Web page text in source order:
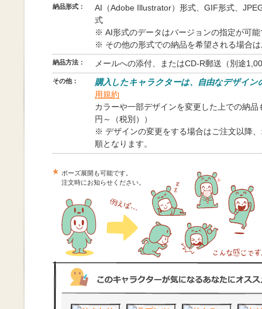
納品形式：
AI（Adobe Illustrator）形式、GIF形式、
式
※ AI形式のデータはバージョンの指定が可能
※ その他の形式での納品を希望される場合
納品方法： メールへの添付、またはCD-R郵送（別途
その他：
購入したキャラクターは、自由なデザイン
用規約
カラーや一部デザインを変更した上での納
円～（税別））
※ デザインの変更をする場合はご注文以降
順となります。
ポーズ展開も可能です。
注文時にお知らせください。